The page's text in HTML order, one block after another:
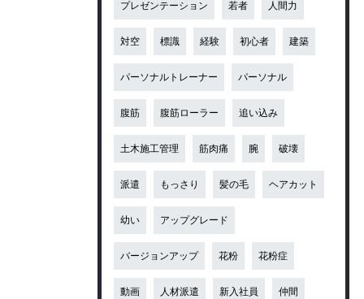
プレゼンテーション 若者 人間力
対空 標識 経験 初心者 建築
パーソナルトレーナー パーソナル
腹筋 腹筋ローラー 追い込み
土木施工管理 筋肉痛 腕 破壊
派遣 もっさり 髪の毛 ヘアカット
幼い アップグレード
バージョンアップ 花粉 花粉症
動画 人材派遣 新入社員 仲間